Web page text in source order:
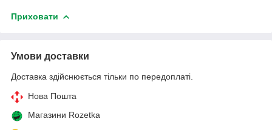
Приховати
Умови доставки
Доставка здійснюється тільки по передоплаті.
Нова Пошта
Магазини Rozetka